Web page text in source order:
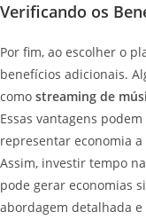
Verificando os
Por fim, ao escolher o
benefícios adicionais.
como streaming de
Essas vantagens
representar economia
Assim, investir tempo
pode gerar economias
abordagem detalhada